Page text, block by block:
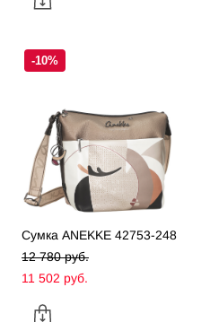
-10%
Сумка ANEKKE 42753-248
12 780 pуб.
11 502 pуб.